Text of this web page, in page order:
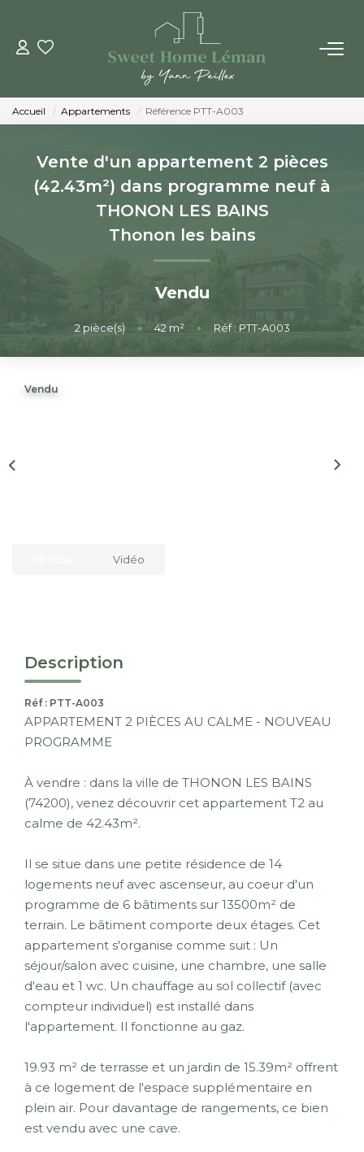
ACHETER
PROGRAMMES NEUFS
ESTIMER EN LIGNE
VENDRE
Accueil Appartements Référence PTT-A003
Vente d'un appartement 2 pièces
(42.43m²) dans programme neuf à
THONON LES BAINS
Thonon les bains
Vendu
2 pièce(s) • 42 m² • Réf : PTT-A003
Vendu
Vidéo
Description
Réf : PTT-A003
APPARTEMENT 2 PIÈCES AU CALME - NOUVEAU
PROGRAMME
À vendre : dans la ville de THONON LES BAINS
(74200), venez découvrir cet appartement T2 au
calme de 42.43m².
Il se situe dans une petite résidence de 14
logements neuf avec ascenseur, au coeur d'un
programme de 6 bâtiments sur 13500m² de
terrain. Le bâtiment comporte deux étages. Cet
appartement s'organise comme suit : Un
séjour/salon avec cuisine, une chambre, une salle
d'eau et 1 wc. Un chauffage au sol collectif (avec
compteur individuel) est installé dans
l'appartement. Il fonctionne au gaz.
19.93 m² de terrasse et un jardin de 15.39m² offrent
à ce logement de l'espace supplémentaire en
plein air. Pour davantage de rangements, ce bien
est vendu avec une cave.